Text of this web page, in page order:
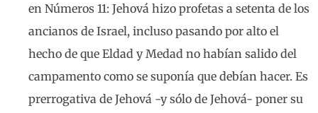
en Números 11: Jehová hizo profetas a setenta de los
ancianos de Israel, incluso pasando por alto el
hecho de que Eldad y Medad no habían salido del
campamento como se suponía que debían hacer. Es
prerrogativa de Jehová -y sólo de Jehová- poner su